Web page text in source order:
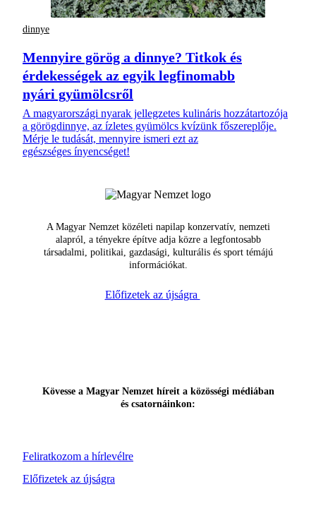
dinnye
Mennyire görög a dinnye? Titkok és
érdekességek az egyik legfinomabb
nyári gyümölcsről
A magyarországi nyarak jellegzetes kulináris hozzátartozója
a görögdinnye, az ízletes gyümölcs kvízünk főszereplője.
Mérje le tudását, mennyire ismeri ezt az
egészséges ínyencséget!
A Magyar Nemzet közéleti napilap konzervatív, nemzeti
alapról, a tényekre építve adja közre a legfontosabb
társadalmi, politikai, gazdasági, kulturális és sport témájú
információkat.
Előfizetek az újságra
Feliratkozom a hírlevélre
Kövesse a Magyar Nemzet híreit a közösségi médiában
és csatornáinkon:
Előfizetek az újságra